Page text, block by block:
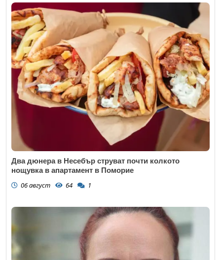
Два дюнера в Несебър струват почти колкото
нощувка в апартамент в Поморие
06 август 64 1